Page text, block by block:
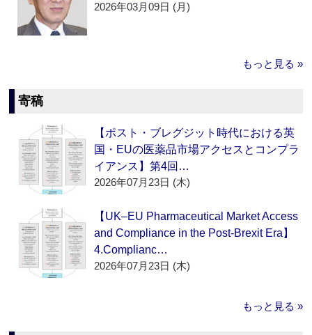
2026年03月09日 (月)
もっと見る »
寄稿
【ポスト・ブレグジット時代における英
国・EUの医薬品市場アクセスとコンプラ
イアンス】第4回…
2026年07月23日 (木)
【UK–EU Pharmaceutical Market Access
and Compliance in the Post-Brexit Era】
4.Complianc…
2026年07月23日 (木)
もっと見る »